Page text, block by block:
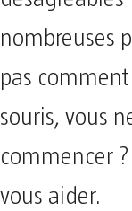
nombreuses
pas
souris, vous
commencer
vous aider.